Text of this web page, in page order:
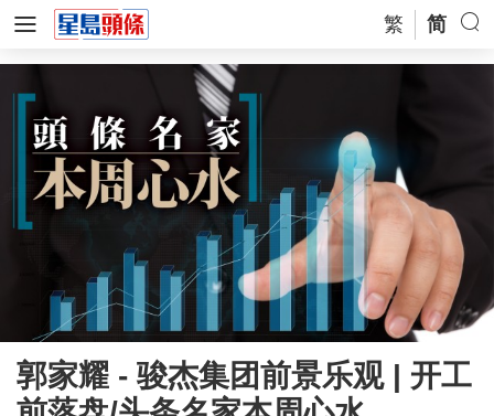
繁 简
郭家耀 - 骏杰集团前景乐观 | 开工